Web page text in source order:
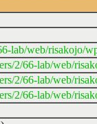
lab/web/risakojo/
2/66-lab/web/
2/66-lab/web/
2/66-lab/web/